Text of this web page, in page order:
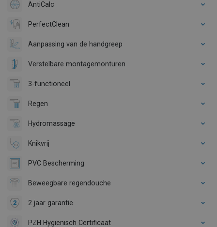
AntiCalc
PerfectClean
Aanpassing van de handgreep
Verstelbare montagemonturen
3-functioneel
Regen
Hydromassage
Knikvrij
PVC Bescherming
Beweegbare regendouche
2 jaar garantie
PZH Hygiënisch Certificaat